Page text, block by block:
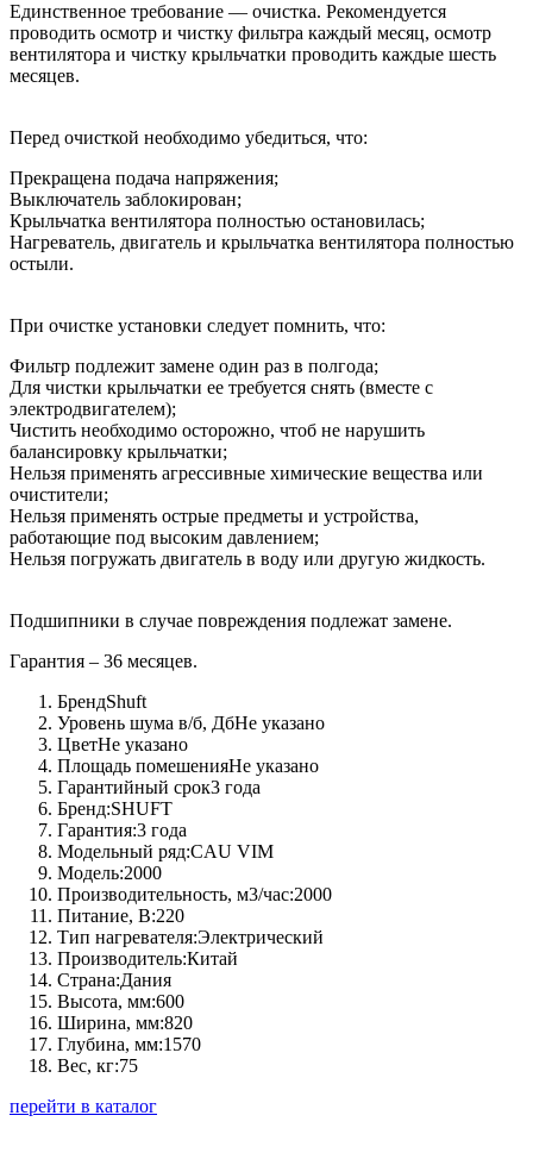
Единственное требование — очистка. Рекомендуется
проводить осмотр и чистку фильтра каждый месяц, осмотр
вентилятора и чистку крыльчатки проводить каждые шесть
месяцев.
Перед очисткой необходимо убедиться, что:
Прекращена подача напряжения;
Выключатель заблокирован;
Крыльчатка вентилятора полностью остановилась;
Нагреватель, двигатель и крыльчатка вентилятора полностью
остыли.
При очистке установки следует помнить, что:
Фильтр подлежит замене один раз в полгода;
Для чистки крыльчатки ее требуется снять (вместе с
электродвигателем);
Чистить необходимо осторожно, чтоб не нарушить
балансировку крыльчатки;
Нельзя применять агрессивные химические вещества или
очистители;
Нельзя применять острые предметы и устройства,
работающие под высоким давлением;
Нельзя погружать двигатель в воду или другую жидкость.
Подшипники в случае повреждения подлежат замене.
Гарантия – 36 месяцев.
БрендShuft
Уровень шума в/б, ДбНе указано
ЦветНе указано
Площадь помешенияНе указано
Гарантийный срок3 года
Бренд:SHUFT
Гарантия:3 года
Модельный ряд:CAU VIM
Модель:2000
Производительность, м3/час:2000
Питание, В:220
Тип нагревателя:Электрический
Производитель:Китай
Страна:Дания
Высота, мм:600
Ширина, мм:820
Глубина, мм:1570
Вес, кг:75
перейти в каталог